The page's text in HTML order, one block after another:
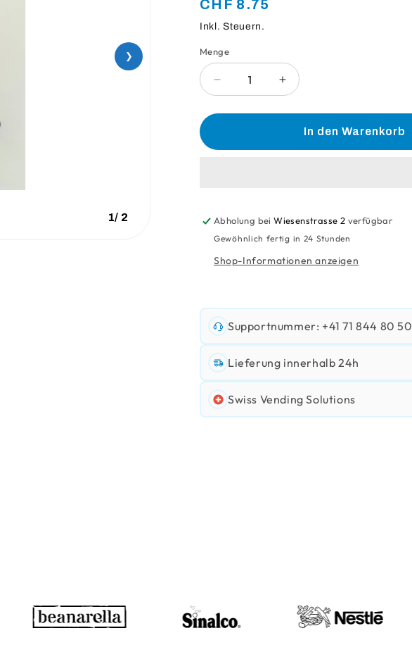
❯
1/ 2
Normaler
Preis
CHF 8.75
Inkl. Steuern.
Anzahl
Menge
Verringere
die
Menge
Erhöhe
die
Menge
In den Warenkorb
Abholung beiWiesenstrasse 2 verfügbar
Gewöhnlich fertig in 24 Stunden
Shop-Informationen anzeigen
Supportnummer: +41 71 844 80 50
Lieferung innerhalb 24h
Swiss Vending Solutions